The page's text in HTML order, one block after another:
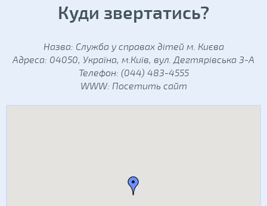
Куди звертатись?
Назва: Служба у справах дітей м. Києва
Адреса: 04050, Україна, м.Київ, вул. Дегтярівська 3-А
Телефон: (044) 483-4555
WWW: Посетить сайт